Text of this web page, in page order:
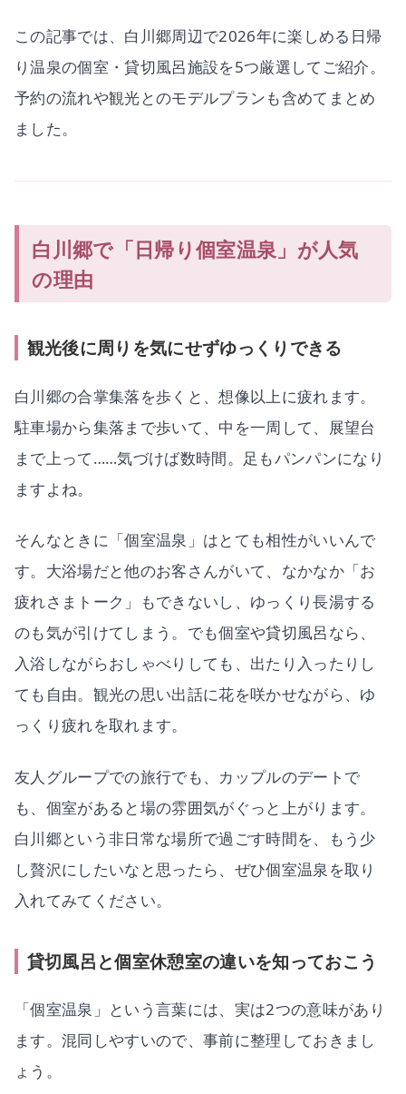
この記事では、白川郷周辺で2026年に楽しめる日帰
り温泉の個室・貸切風呂施設を5つ厳選してご紹介。
予約の流れや観光とのモデルプランも含めてまとめ
ました。
白川郷で「日帰り個室温泉」が人気
の理由
観光後に周りを気にせずゆっくりできる
白川郷の合掌集落を歩くと、想像以上に疲れます。
駐車場から集落まで歩いて、中を一周して、展望台
まで上って……気づけば数時間。足もパンパンになり
ますよね。
そんなときに「個室温泉」はとても相性がいいんで
す。大浴場だと他のお客さんがいて、なかなか「お
疲れさまトーク」もできないし、ゆっくり長湯する
のも気が引けてしまう。でも個室や貸切風呂なら、
入浴しながらおしゃべりしても、出たり入ったりし
ても自由。観光の思い出話に花を咲かせながら、ゆ
っくり疲れを取れます。
友人グループでの旅行でも、カップルのデートで
も、個室があると場の雰囲気がぐっと上がります。
白川郷という非日常な場所で過ごす時間を、もう少
し贅沢にしたいなと思ったら、ぜひ個室温泉を取り
入れてみてください。
貸切風呂と個室休憩室の違いを知っておこう
「個室温泉」という言葉には、実は2つの意味があり
ます。混同しやすいので、事前に整理しておきまし
ょう。